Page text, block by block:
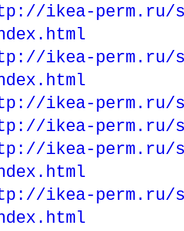
ikea-perm.ru/
ikea-perm.ru/
ikea-perm.ru/
ikea-perm.ru/
ikea-perm.ru/
ikea-perm.ru/